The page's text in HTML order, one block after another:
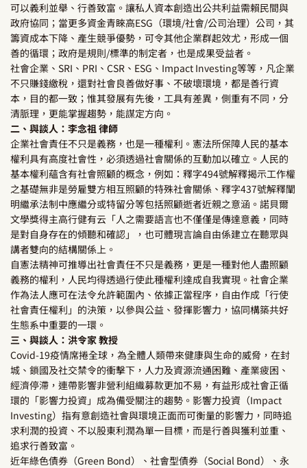
可以義利並舉、行善致富。讓私人資本創造出公共利益需賴民間與
政府協同；當更多資金青睞高ESG（環境/社會/公司治理）公司，其
籌資成本下降、產生競爭優勢，可令其他企業群起效尤，形成一個
善的循環；政府是規則/標準的制定者，也是成果受益者。
社會企業、SRI、PRI、CSR、ESG、Impact Investing等等，凡企業
不只賺錢繳稅，還對社會良善做好事、不破壞環境，都是善行資
本，目的都一致；惟其發展有先後，工具有差異，側重有不同，分
清脈理，更能掌握趨勢，能謀定方向。
二、與談人：李念祖 律師
企業社會責任不只是義務，也是一種權利。憲法所保障人民的基本
權利具有高度社會性，必須透過社會關係的互動加以確立。人民的
基本權利蘊含有社會照顧的概念，例如：釋字494號解釋揭示工作權
之基礎無非是勞雇雙方相互照顧的特殊社會關係、釋字437號解釋闡
明繼承法制中應繼分或特留分等包括照顧逝者近親之意涵。諾貝爾
文學獎得主高行健有云「人之需要語言也不僅僅是傳達意義，同時
是對自身存在的傾聽和確認」，也可體現言論自由係建立在聽眾與
講者雙向的結構關係上。
自憲法精神可推導出社會責任不只是義務，更是一種對他人盡照顧
義務的權利，人民均得透過行使此種權利達成自我實現。社會企業
作為法人應可在法令允許範圍內、依據正當程序，自由作成「行使
社會責任權利」的決策，以參與公益、發揮影響力，協同構築共好
生態系中重要的一環。
三、與談人：洪令家 教授
Covid-19疫情席捲全球，為全體人類帶來健康與生命的威脅，在封
城、鎖國及社交禁令的衝擊下，人力及資源流通困難、產業疲困、
經濟停滯，連帶影響非營利組織募款更加不易，有益形成社會正循
環的「影響力投資」成為備受關注的趨勢。影響力投資（Impact
Investing）指有意創造社會與環境正面而可衡量的影響力，同時追
求利潤的投資、不以股東利潤為單一目標，而是行善與獲利並重、
追求行善致富。
近年綠色債券（Green Bond）、社會型債券（Social Bond）、永